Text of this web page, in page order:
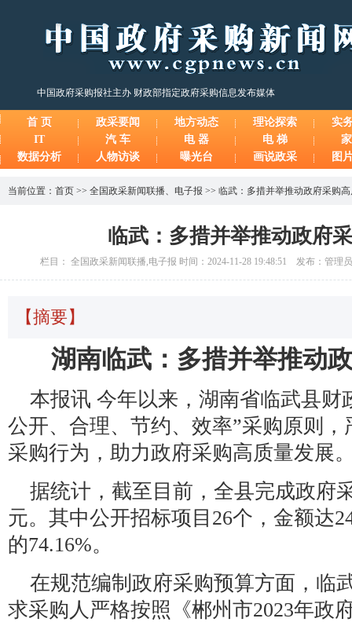
中国政府采购报社主办 财政部指定政府采购信息发布媒体
首 页 政采要闻 地方动态 理论探索
实
IT
汽 车 电 器 电 梯
数据分析
人物访谈 曝光台 画说政采 图
当前位置： 首页 >> 全国政采新闻联播、 电子报 >> 临武：多措并举推动政府采购
临武：多措并举推动政府
栏目： 全国政采新闻联播,电子报 时间：2024-11-28 19:48:51 发布：管理
【摘要】
湖南临武：多措并举推动
本报讯 今年以来，湖南省临武县财
公开、合理、节约、效率”采购原则
采购行为，助力政府采购高质量发展
据统计，截至目前，全县完成政府
元。其中公开招标项目26个，金额达
的74.16%。
在规范编制政府采购预算方面，临
求采购人严格按照《郴州市2023年政